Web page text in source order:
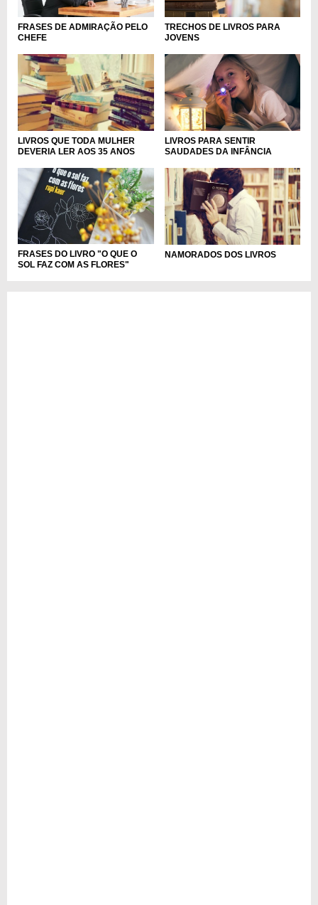
FRASES DE ADMIRAÇÃO PELO
CHEFE
TRECHOS DE LIVROS PARA
JOVENS
LIVROS QUE TODA MULHER
DEVERIA LER AOS 35 ANOS
LIVROS PARA SENTIR
SAUDADES DA INFÂNCIA
FRASES DO LIVRO "O QUE O
SOL FAZ COM AS FLORES"
NAMORADOS DOS LIVROS